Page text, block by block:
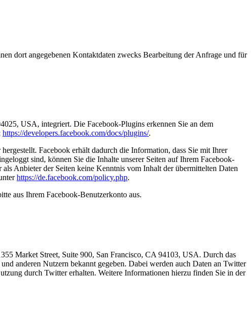
dort angegebenen Kontaktdaten zwecks Bearbeitung der Anfrage und für
USA, integriert. Die Facebook-Plugins erkennen Sie an dem
https://developers.facebook.com/docs/plugins/.
Facebook erhält dadurch die Information, dass Sie mit Ihrer
sind, können Sie die Inhalte unserer Seiten auf Ihrem Facebook-
Anbieter der Seiten keine Kenntnis vom Inhalt der übermittelten Daten
https://de.facebook.com/policy.php.
aus Ihrem Facebook-Benutzerkonto aus.
Market Street, Suite 900, San Francisco, CA 94103, USA. Durch das
anderen Nutzern bekannt gegeben. Dabei werden auch Daten an Twitter
durch Twitter erhalten. Weitere Informationen hierzu finden Sie in der